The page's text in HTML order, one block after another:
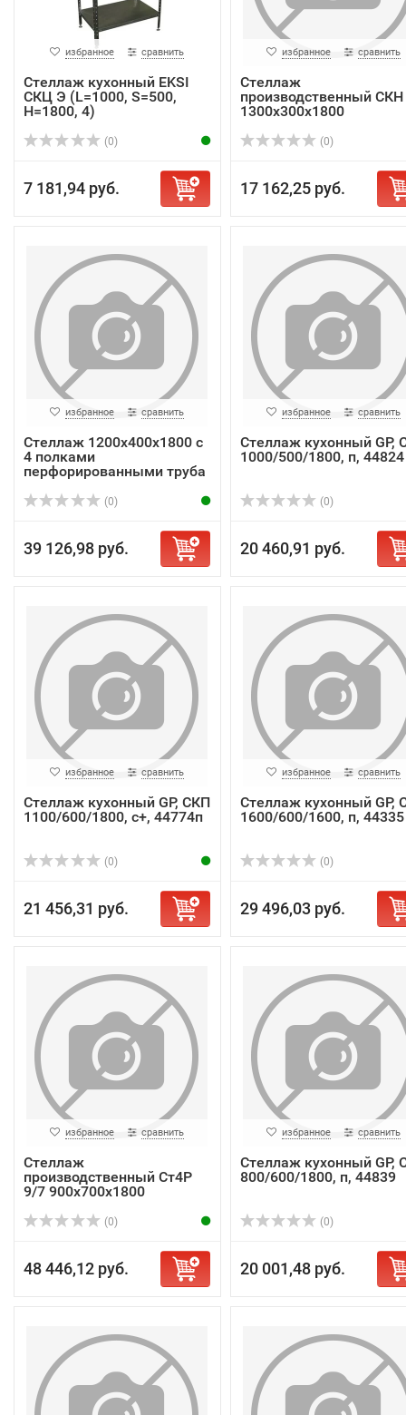
избранное сравнить
Стеллаж кухонный EKSI
СКЦ Э (L=1000, S=500,
H=1800, 4)
(0)
7 181,94 руб.
избранное сравнить
Стеллаж
производственный СКН
1300х300х1800
(0)
17 162,25 руб.
избранное сравнить
Стеллаж 1200х400х1800 с
4 полками
перфорированными труба
(0)
39 126,98 руб.
избранное сравнить
Стеллаж кухонный GP,
1000/500/1800, п, 44824
(0)
20 460,91 руб.
избранное сравнить
Стеллаж кухонный GP, СКП
1100/600/1800, с+, 44774п
(0)
21 456,31 руб.
избранное сравнить
Стеллаж кухонный GP,
1600/600/1600, п, 44335
(0)
29 496,03 руб.
избранное сравнить
Стеллаж
производственный Ст4Р
9/7 900х700х1800
(0)
48 446,12 руб.
избранное сравнить
Стеллаж кухонный GP,
800/600/1800, п, 44839
(0)
20 001,48 руб.